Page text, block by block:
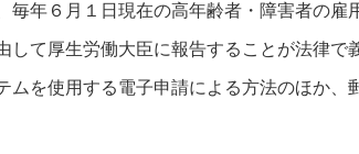
毎年６月１日現在の高年齢者・障害者の
して厚生労働大臣に報告することが法律
ムを使用する電子申請による方法のほか、